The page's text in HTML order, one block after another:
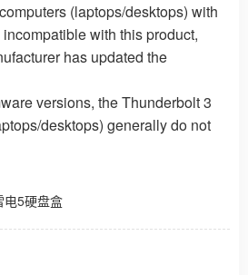
(laptops/desktops) with
with this product,
has updated the
versions, the Thunderbolt 3
desktops) generally do not
电5硬盘盒